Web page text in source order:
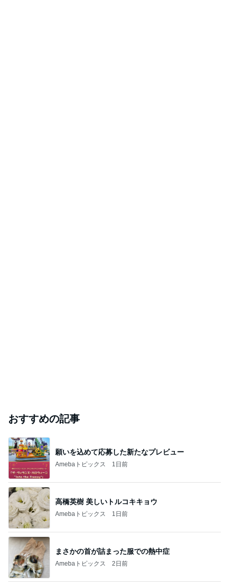
おすすめの記事
願いを込めて応募した新たなプレビュー
Amebaトピックス 1日前
高橋英樹 美しいトルコキキョウ
Amebaトピックス 1日前
まさかの首が詰まった服での熱中症
Amebaトピックス 2日前